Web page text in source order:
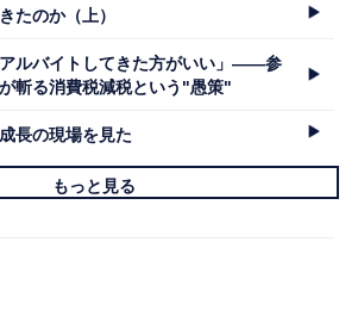
たのか（上）
アルバイトしてきた方がいい」――参
斬る消費税減税という"愚策"
長の現場を見た
もっと見る